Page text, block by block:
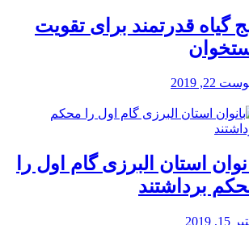
گیاه قدرتمند برای تقویت
22, 2019
استان البرزی گام اول را
برداشتند
2019